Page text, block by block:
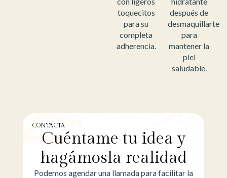
toquecitos
para su
completa
adherencia.
después de
desmaquillarte
para
mantener la
piel
saludable.
CONTACTA
Cuéntame tu idea y
hagámosla realidad
Podemos agendar una llamada para facilitar la